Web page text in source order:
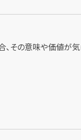
、その意味や価値が